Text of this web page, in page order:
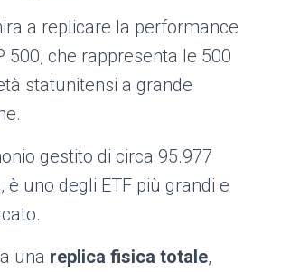
a replicare la performance
500, che rappresenta le 500
statunitensi a grande
gestito di circa 95.977
è uno degli ETF più grandi e
una replica fisica totale,